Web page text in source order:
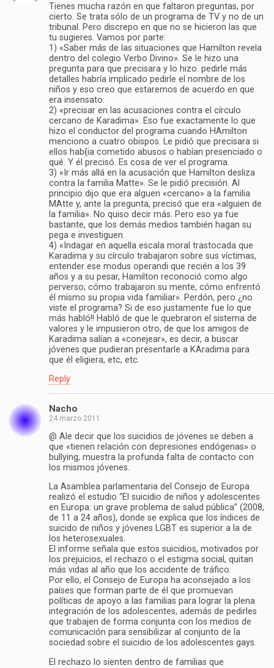
Tienes mucha razón en que faltaron preguntas, por
cierto. Se trata sólo de un programa de TV y no de un
tribunal. Pero discrepo en que no se hicieron las que
tu sugieres. Vamos por parte:
1) «Saber más de las situaciones que Hamilton revela
dentro del colegio Verbo Divino». Se le hizo una
pregunta para que precisara y lo hizo. pedirle más
detalles habría implicado pedirle el nombre de los
niños y eso creo que estaremos de acuerdo en que
era insensato.
2) «precisar en las acusaciones contra el círculo
cercano de Karadima». Eso fue exactamente lo que
hizo el conductor del programa cuando HAmilton
menciono a cuatro obispos. Le pidió que precisara si
ellos hab{ia cometido abusos o habían presenciado o
qué. Y él precisó. Es cosa de ver el programa.
3) «Ir más allá en la acusación que Hamilton desliza
contra la familia Matte». Se le pidió precisión. Al
principio dijo que era alguen «cercano» a la familia
MAtte y, ante la pregunta, precisó que era «alguien de
la familia». No quiso decir más. Pero eso ya fue
bastante, que los demás medios también hagan su
pega e investiguen.
4) «Indagar en aquella escala moral trastocada que
Karadima y su círculo trabajaron sobre sus víctimas,
entender ese modus operandi que recién a los 39
años y a su pesar, Hamilton reconoció como algo
perverso; cómo trabajaron su mente, cómo enfrentó
él mismo su propia vida familiar». Perdón, pero ¿no
viste el programa? Si de eso justamente fue lo que
más habló!! Habló de que le quebraron el sistema de
valores y le impusieron otro, de que los amigos de
Karadima salían a «conejear», es decir, a buscar
jóvenes que pudieran presentarle a KAradima para
que él eligiera, etc, etc.
Reply
Nacho
24 marzo 2011
@ Ale decir que los suicidios de jóvenes se deben a
que «tienen relación con depresiones endógenas» o
bullying, muestra la profunda falta de contacto con
los mismos jóvenes.
La Asamblea parlamentaria del Consejo de Europa
realizó el estudio “El suicidio de niños y adolescentes
en Europa: un grave problema de salud pública” (2008,
de 11 a 24 años), donde se explica que los índices de
suicido de niños y jóvenes LGBT es superior a la de
los heterosexuales.
El informe señala que estos suicidios, motivados por
los prejuicios, el rechazo o el estigma social, quitan
más vidas al año que los accidente de tráfico.
Por ello, el Consejo de Europa ha aconsejado a los
países que forman parte de él que promuevan
políticas de apoyo a las familias para lograr la plena
integración de los adolescentes, además de pedirles
que trabajen de forma conjunta con los medios de
comunicación para sensibilizar al conjunto de la
sociedad sobre el suicidio de los adolescentes gays.
El rechazo lo sienten dentro de familias que